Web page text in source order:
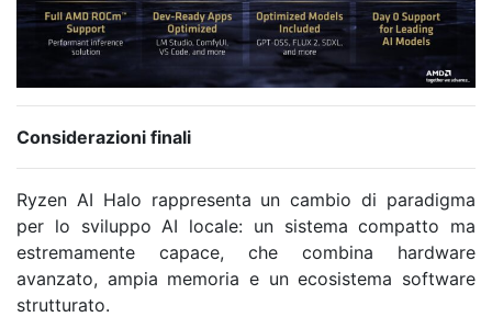
Considerazioni finali
Ryzen AI Halo rappresenta un cambio di paradigma
per lo sviluppo AI locale: un sistema compatto ma
estremamente capace, che combina hardware
avanzato, ampia memoria e un ecosistema software
strutturato.